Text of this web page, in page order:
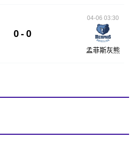
0 - 0
04-06 03:30
孟菲斯灰熊